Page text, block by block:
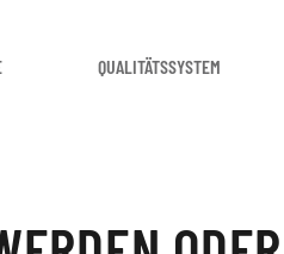
QUALITÄTSSYSTEM